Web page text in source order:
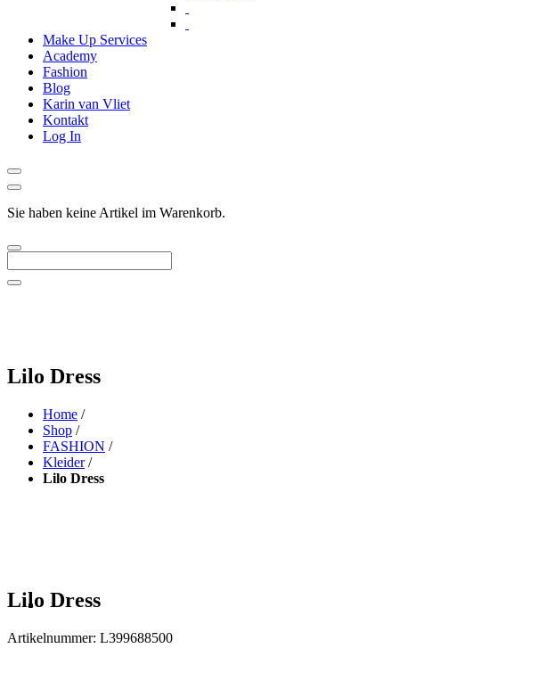
Make Up Services
Academy
Fashion
Blog
Karin van Vliet
Kontakt
Log In
Sie haben keine Artikel im Warenkorb.
Lilo Dress
Home /
Shop /
FASHION /
Kleider /
Lilo Dress
Lilo Dress
Artikelnummer: L399688500